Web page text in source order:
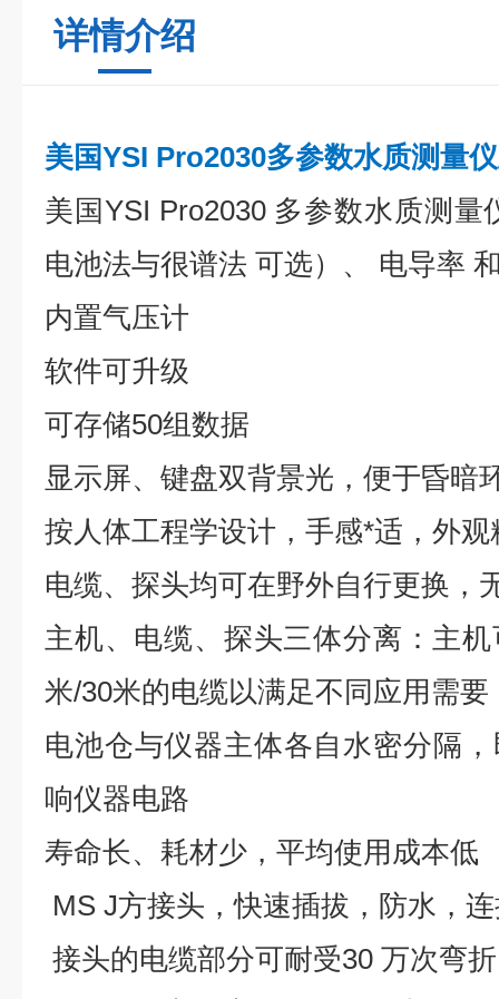
详情介绍
美国YSI Pro2030多参数水质测量仪
美国YSI Pro2030 多参数水质测
电池法与很谱法 可选）、 电导率
内置气压计
软件可升级
可存储50组数据
显示屏、键盘双背景光，便于昏暗
按人体工程学设计，手感*适，外观
电缆、探头均可在野外自行更换，
主机、电缆、探头三体分离：主
米/30米的电缆以满足不同应用需要
电池仓与仪器主体各自水密分隔
响仪器电路
寿命长、耗材少，平均使用成本低
MS J方接头，快速插拔，防水，
接头的电缆部分可耐受30 万次弯